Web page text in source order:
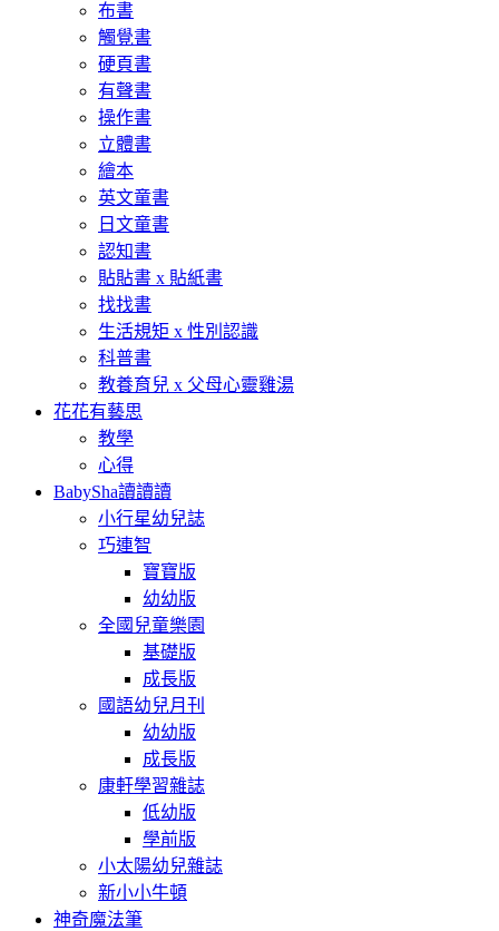
布書
觸覺書
硬頁書
有聲書
操作書
立體書
繪本
英文童書
日文童書
認知書
貼貼書 x 貼紙書
找找書
生活規矩 x 性別認識
科普書
教養育兒 x 父母心靈雞湯
花花有藝思
教學
心得
BabySha讀讀讀
小行星幼兒誌
巧連智
寶寶版
幼幼版
全國兒童樂園
基礎版
成長版
國語幼兒月刊
幼幼版
成長版
康軒學習雜誌
低幼版
學前版
小太陽幼兒雜誌
新小小牛頓
神奇魔法筆